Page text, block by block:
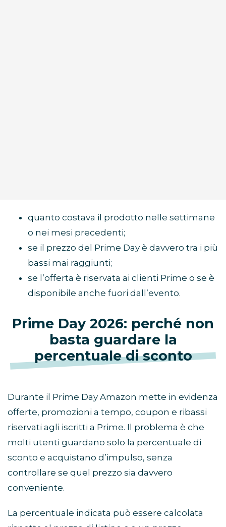
quanto costava il prodotto nelle settimane
o nei mesi precedenti;
se il prezzo del Prime Day è davvero tra i più
bassi mai raggiunti;
se l’offerta è riservata ai clienti Prime o se è
disponibile anche fuori dall’evento.
Prime Day 2026: perché non
basta guardare la
percentuale di sconto
Durante il Prime Day Amazon mette in evidenza
offerte, promozioni a tempo, coupon e ribassi
riservati agli iscritti a Prime. Il problema è che
molti utenti guardano solo la percentuale di
sconto e acquistano d’impulso, senza
controllare se quel prezzo sia davvero
conveniente.
La percentuale indicata può essere calcolata